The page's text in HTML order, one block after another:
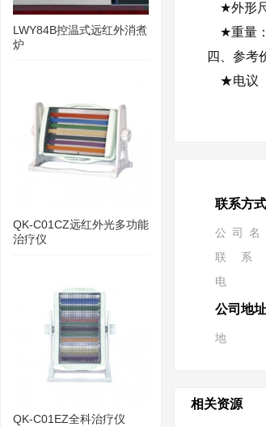
LWY84B控温式远红外消煮
炉
QK-C01CZ远红外光多功能
治疗仪
QK-C01EZ全科治疗仪
★外形尺
★重量：
四、参考
★电议
联系方式
公司名
联系
电
公司地址
地
相关资源